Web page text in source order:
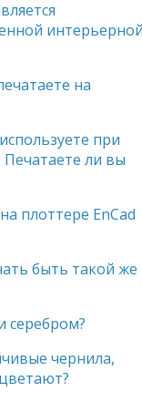
на
при
Печатаете ли вы
плоттере EnCad
быть такой же
серебром?
чернила,